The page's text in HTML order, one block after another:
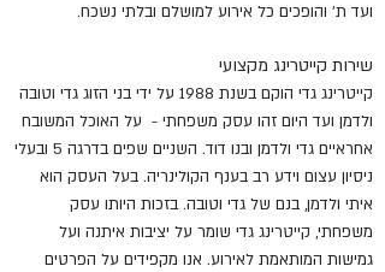
ועד ת' והופכים כל אירוע למושלם ובלתי נשכח.
שירות קייטרינג מקצועי
קייטרינג גדי הוקם בשנת 1988 על ידי בני הזוג גדי וטובה
ולדמן ועד היום זהו עסק משפחתי - על האוכל המשובח
אחראיים גדי ולדמן ובנו דוד. השניים שפים בדרגה 5 ובעלי
ניסיון עצום וידע רב בענף הקולינריה. בעל העסק הוא
איתי ולדמן, בנם של גדי וטובה. בזכות היותו עסק
משפחתי, קייטרינג גדי שומר על יציבות איתנה ועל
גמישות המותאמת לאירוע. אנו מקפידים על הפרטים